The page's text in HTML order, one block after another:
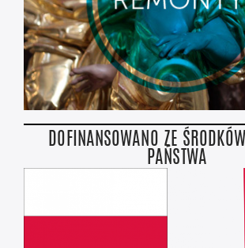
DOFINANSOWANO ZE
PAŃSTWA